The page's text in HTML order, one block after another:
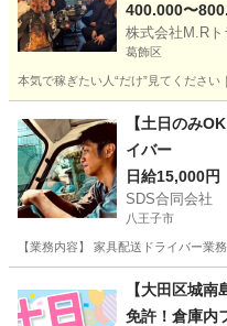
400.000〜
株式会社M.Rト
葛飾区
本気で稼ぎたい人“だけ”見てくださ
配送 給料
【土日のみ
イバー
日給15,000円
SDS合同会社
八王子市
【業務内容】 家具配送ドライバー業
ドライバー
【大田区城
免許！倉庫内